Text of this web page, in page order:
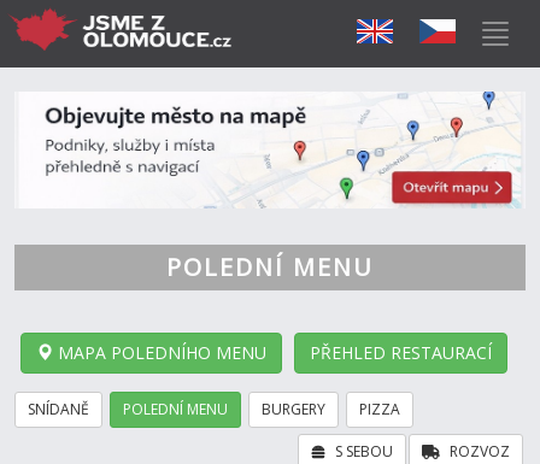
POLEDNÍ MENU
MAPA POLEDNÍHO MENU PŘEHLED RESTAURACÍ
SNÍDANĚ POLEDNÍ MENU BURGERY PIZZA
ROZVOZ
S SEBOU